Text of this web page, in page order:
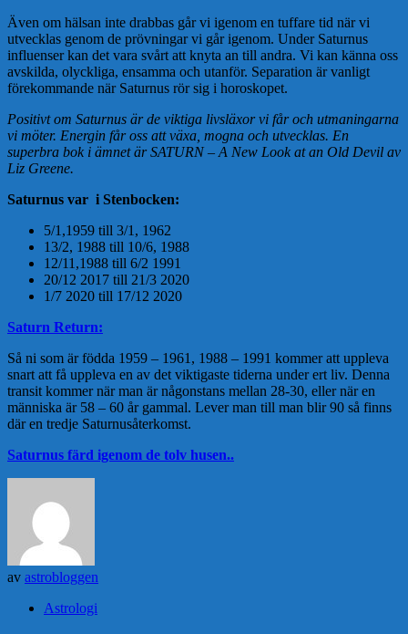
Även om hälsan inte drabbas går vi igenom en tuffare tid när vi
utvecklas genom de prövningar vi går igenom. Under Saturnus
influenser kan det vara svårt att knyta an till andra. Vi kan känna oss
avskilda, olyckliga, ensamma och utanför. Separation är vanligt
förekommande när Saturnus rör sig i horoskopet.
Positivt om Saturnus är de viktiga livsläxor vi får och utmaningarna
vi möter. Energin får oss att växa, mogna och utvecklas. En
superbra bok i ämnet är SATURN – A New Look at an Old Devil av
Liz Greene.
Saturnus var i Stenbocken:
5/1,1959 till 3/1, 1962
13/2, 1988 till 10/6, 1988
12/11,1988 till 6/2 1991
20/12 2017 till 21/3 2020
1/7 2020 till 17/12 2020
Saturn Return:
Så ni som är födda 1959 – 1961, 1988 – 1991 kommer att uppleva
snart att få uppleva en av det viktigaste tiderna under ert liv. Denna
transit kommer när man är någonstans mellan 28-30, eller när en
människa är 58 – 60 år gammal. Lever man till man blir 90 så finns
där en tredje Saturnusåterkomst.
Saturnus färd igenom de tolv husen..
av astrobloggen
Astrologi